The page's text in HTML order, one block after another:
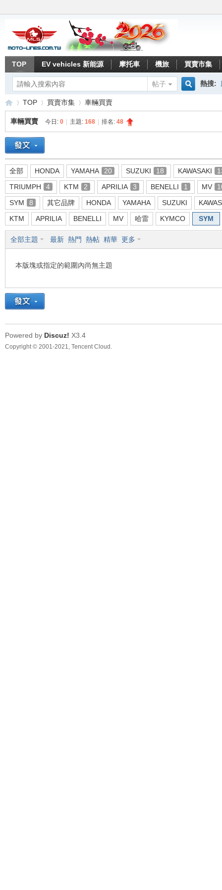
TOP EV vehicles 新能源 摩托車 機旅 買賣市集
帖子
熱搜:
車
地
»
TOP 買賣市集 車輛買賣
車輛買賣 今日: 0 主題: 168 排名: 48
全部 HONDA YAMAHA 20 SUZUKI 18 KAWASAKI
TRIUMPH
4 KTM 2 APRILIA 3 BENELLI 1 MV
SYM
8 其它品牌 HONDA YAMAHA SUZUKI
KTM
APRILIA BENELLI MV 哈雷 KYMCO SYM
全部主題 最新 熱門 熱帖 精華 更多
本版塊或指定的範圍內尚無主題
Powered by Discuz! X3.4
Copyright © 2001-2021, Tencent Cloud.